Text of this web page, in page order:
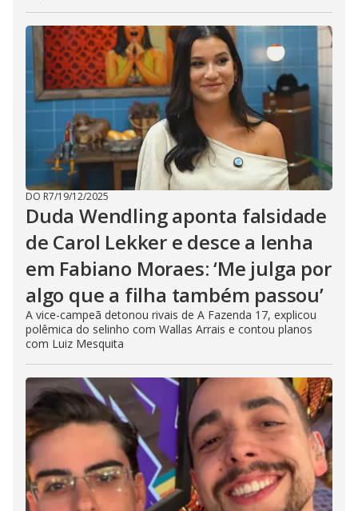
DO R7/19/12/2025
Duda Wendling aponta falsidade
de Carol Lekker e desce a lenha
em Fabiano Moraes: ‘Me julga por
algo que a filha também passou’
A vice-campeã detonou rivais de A Fazenda 17, explicou
polêmica do selinho com Wallas Arrais e contou planos
com Luiz Mesquita